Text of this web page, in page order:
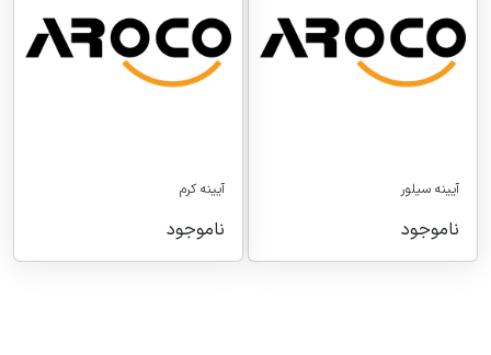
آیینه سیلور
ناموجود
آیینه کرم
ناموجود